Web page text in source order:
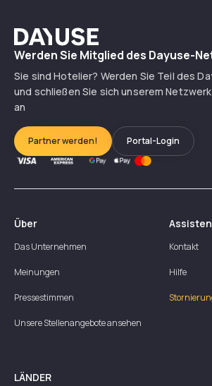
Dayuse
Werden Sie Mitglied des Dayuse-
Sie sind Hotelier? Werden Sie Teil des
und schließen Sie sich unserem
an
Partner werden! Portal-Login
Über
Das Unternehmen
Meinungen
Pressestimmen
Unsere Stellenangebote ansehen
Kontakt
Hilfe
LÄNDER